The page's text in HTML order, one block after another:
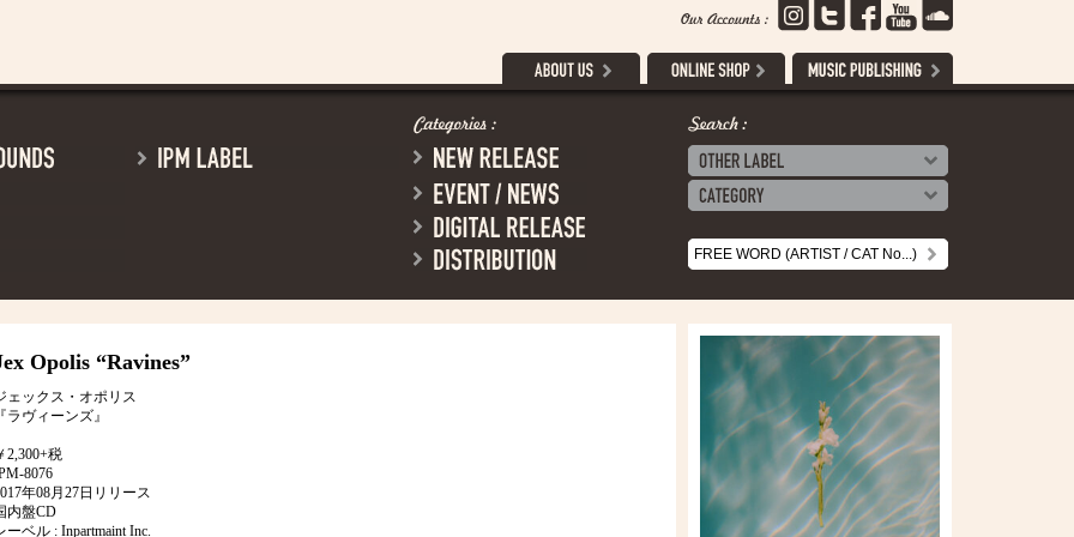
Opolis “Ravines”
ェックス・オポリス
ラヴィーンズ』
2,300+税
8076
年08月27日リリース
内盤CD
ーベル : Inpartmaint Inc.